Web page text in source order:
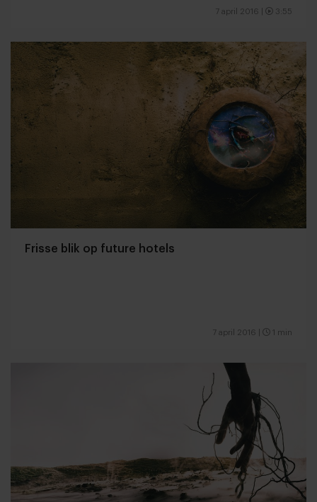
7 april 2016 3:55
Frisse blik op future hotels
7 april 2016 1 min